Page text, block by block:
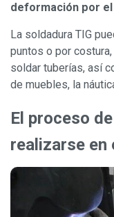
deformación por
La soldadura TIG
puntos o por
soldar tuberías, así
de muebles, la
El proceso
realizarse en